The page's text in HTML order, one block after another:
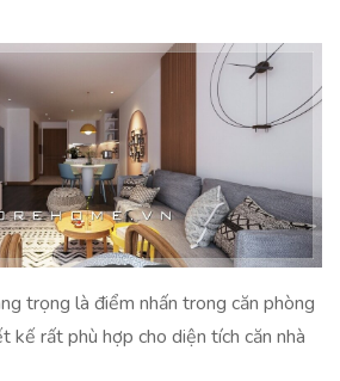
trọng là điểm nhấn trong căn phòng
kế rất phù hợp cho diện tích căn nhà